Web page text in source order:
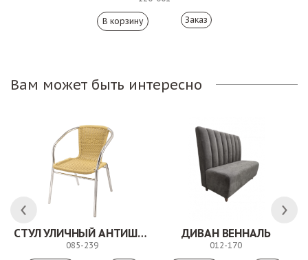
Заказ
Вам может быть интересно
СТУЛ УЛИЧНЫЙ АНТИШОН
085-239
ДИВАН ВЕННАЛЬ
012-170